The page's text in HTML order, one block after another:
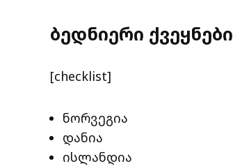
ბედნიერი ქვეყნები
[checklist]
ნორვეგია
დანია
ისლანდია